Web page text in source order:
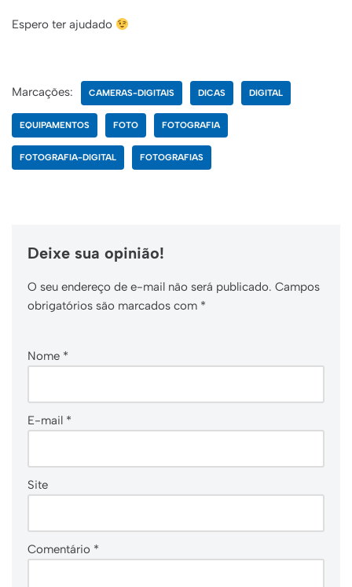
Espero ter ajudado
Marcações: CAMERAS-DIGITAIS DICAS DIGITAL
EQUIPAMENTOS FOTO FOTOGRAFIA
FOTOGRAFIA-DIGITAL FOTOGRAFIAS
Deixe sua opinião!
O seu endereço de e-mail não será publicado. Campos
obrigatórios são marcados com *
Nome *
E-mail *
Site
Comentário *